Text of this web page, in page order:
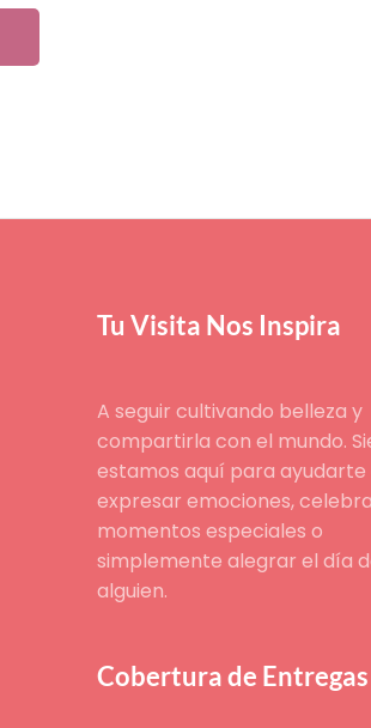
Tu Visita Nos Inspira
A seguir cultivando belleza y
compartirla con el mundo.
estamos aquí para ayudarte
expresar emociones,
momentos especiales o
simplemente alegrar el día
alguien.
Cobertura de Entregas